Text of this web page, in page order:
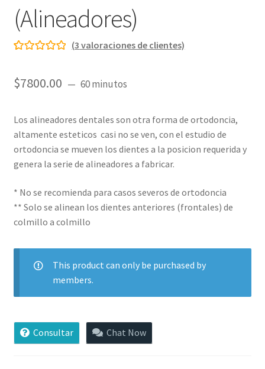
(Alineadores)
base a
de clientes
(3 valoraciones de clientes)
$7800.00 60 minutos
Los alineadores dentales son otra forma de ortodoncia,
altamente esteticos casi no se ven, con el estudio de
ortodoncia se mueven los dientes a la posicion requerida y
genera la serie de alineadores a fabricar.
* No se recomienda para casos severos de ortodoncia
** Solo se alinean los dientes anteriores (frontales) de
colmillo a colmillo
This product can only be purchased by
members.
Consultar Chat Now